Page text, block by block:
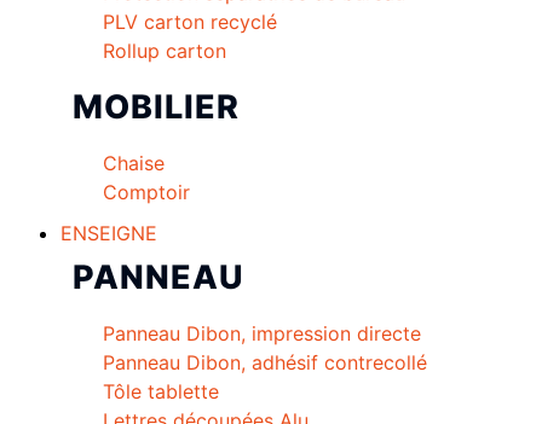
PLV carton recyclé
Rollup carton
MOBILIER
Chaise
Comptoir
ENSEIGNE
PANNEAU
Panneau Dibon, impression directe
Panneau Dibon, adhésif contrecollé
Tôle tablette